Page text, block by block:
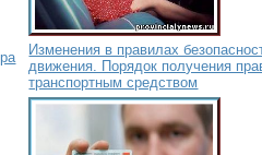
Изменения в правилах
движения. Порядок получения
транспортным средством